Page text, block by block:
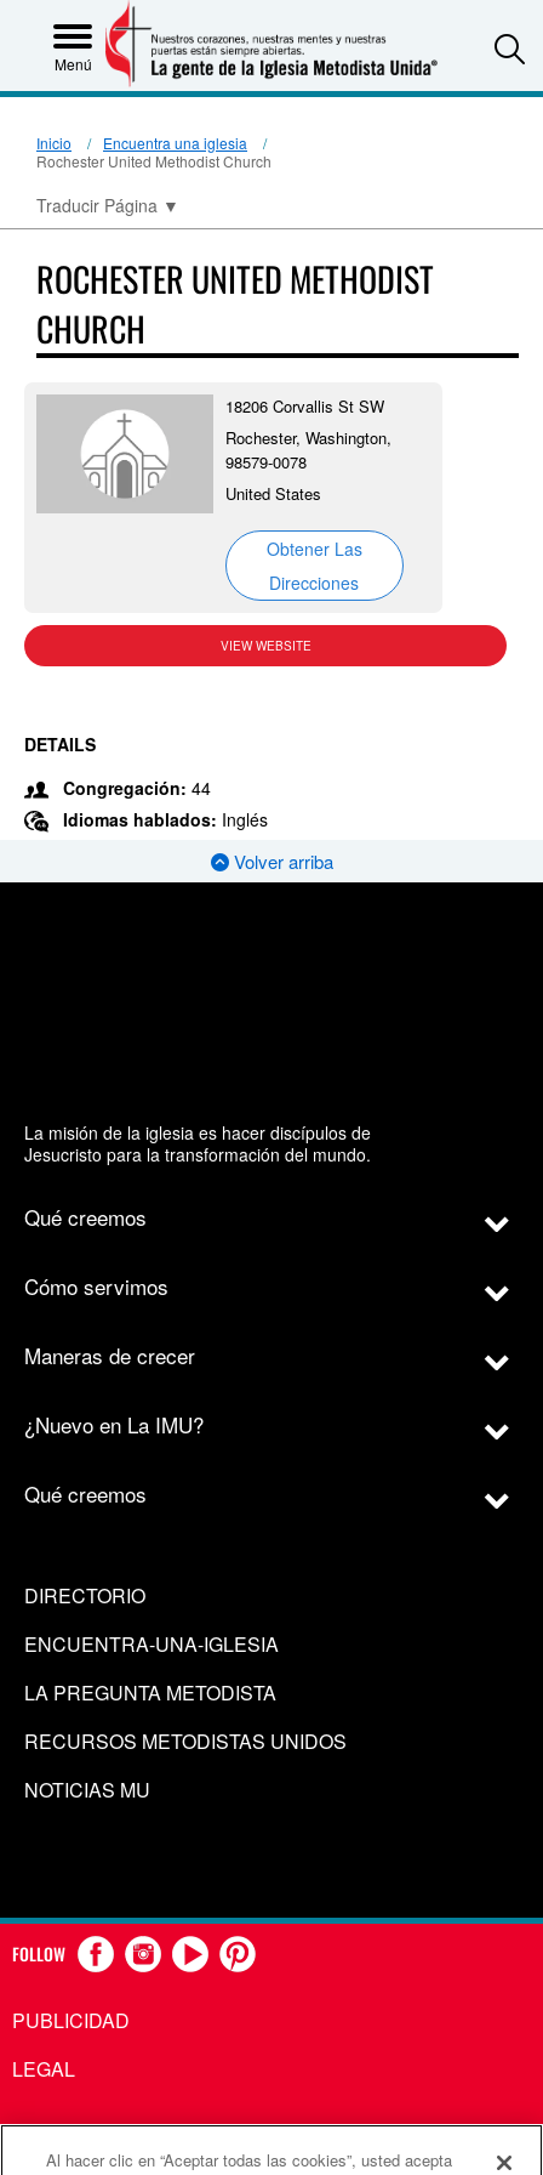
Menú
Inicio
Encuentra una iglesia
Rochester United Methodist Church
Traducir Página ▼
ROCHESTER UNITED METHODIST
CHURCH
18206 Corvallis St SW
Rochester, Washington,
98579-0078
United States
Obtener Las
Direcciones
VIEW WEBSITE
DETAILS
Congregación: 44
Idiomas hablados: Inglés
Volver arriba
La misión de la iglesia es hacer discípulos de
Jesucristo para la transformación del mundo.
Qué creemos
Cómo servimos
Maneras de crecer
¿Nuevo en La IMU?
Qué creemos
DIRECTORIO
ENCUENTRA-UNA-IGLESIA
LA PREGUNTA METODISTA
RECURSOS METODISTAS UNIDOS
NOTICIAS MU
FOLLOW
PUBLICIDAD
LEGAL
Al hacer clic en “Aceptar todas las cookies”, usted acepta